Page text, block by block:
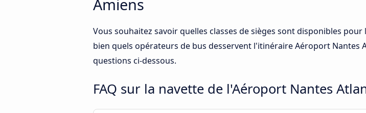
Amiens
Vous souhaitez savoir quelles classes de sièges sont disponibles
bien quels opérateurs de bus desservent l'itinéraire Aéroport Nantes
questions ci-dessous.
FAQ sur la navette de l'Aéroport Nantes